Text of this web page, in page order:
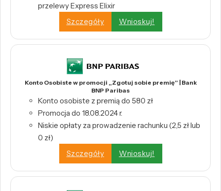
przelewy Express Elixir
Szczegóły
Wnioskuj!
Konto Osobiste w promocji „Zgotuj sobie premię” | Bank
BNP Paribas
Konto osobiste z premią do 580 zł
Promocja do 18.08.2024 r.
Niskie opłaty za prowadzenie rachunku (2,5 zł lub
0 zł)
Szczegóły
Wnioskuj!